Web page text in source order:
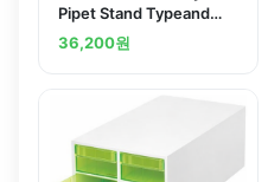
Pipet Stand Typeand
others
36,200원